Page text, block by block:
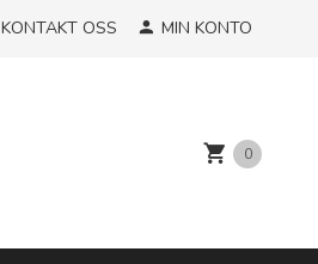
KONTAKT OSS MIN KONTO
0